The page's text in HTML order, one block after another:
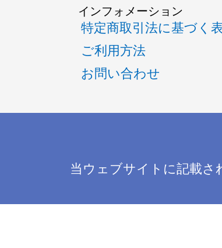
インフォメーション
特定商取引法に基づく
ご利用方法
お問い合わせ
当ウェブサイトに記載さ